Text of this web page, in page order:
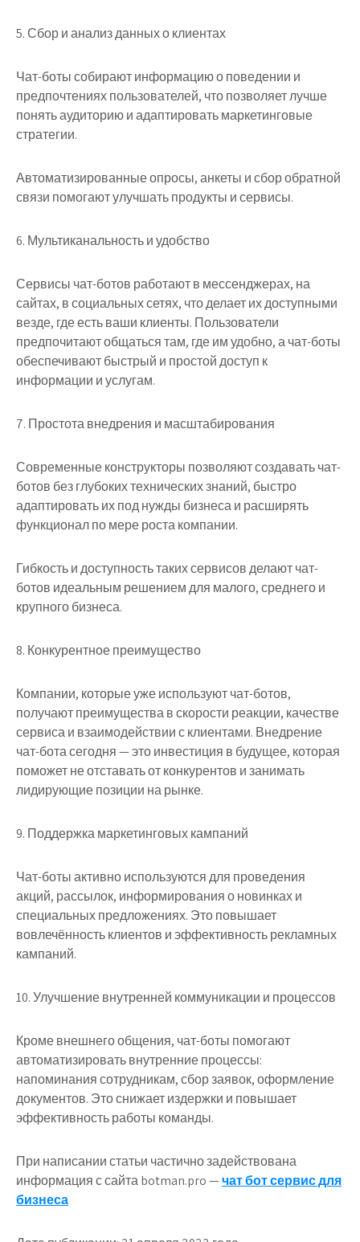
5. Сбор и анализ данных о клиентах
Чат-боты собирают информацию о поведении и
предпочтениях пользователей, что позволяет лучше
понять аудиторию и адаптировать маркетинговые
стратегии.
Автоматизированные опросы, анкеты и сбор обратной
связи помогают улучшать продукты и сервисы.
6. Мультиканальность и удобство
Сервисы чат-ботов работают в мессенджерах, на
сайтах, в социальных сетях, что делает их доступными
везде, где есть ваши клиенты. Пользователи
предпочитают общаться там, где им удобно, а чат-боты
обеспечивают быстрый и простой доступ к
информации и услугам.
7. Простота внедрения и масштабирования
Современные конструкторы позволяют создавать чат-
ботов без глубоких технических знаний, быстро
адаптировать их под нужды бизнеса и расширять
функционал по мере роста компании.
Гибкость и доступность таких сервисов делают чат-
ботов идеальным решением для малого, среднего и
крупного бизнеса.
8. Конкурентное преимущество
Компании, которые уже используют чат-ботов,
получают преимущества в скорости реакции, качестве
сервиса и взаимодействии с клиентами. Внедрение
чат-бота сегодня — это инвестиция в будущее, которая
поможет не отставать от конкурентов и занимать
лидирующие позиции на рынке.
9. Поддержка маркетинговых кампаний
Чат-боты активно используются для проведения
акций, рассылок, информирования о новинках и
специальных предложениях. Это повышает
вовлечённость клиентов и эффективность рекламных
кампаний.
10. Улучшение внутренней коммуникации и процессов
Кроме внешнего общения, чат-боты помогают
автоматизировать внутренние процессы:
напоминания сотрудникам, сбор заявок, оформление
документов. Это снижает издержки и повышает
эффективность работы команды.
При написании статьи частично задействована
информация с сайта botman.pro —чат бот сервис для
бизнеса